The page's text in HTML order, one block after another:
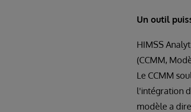
Un outil
HIMSS
(CCMM,
Le CCMM
l'intégration
modèle a